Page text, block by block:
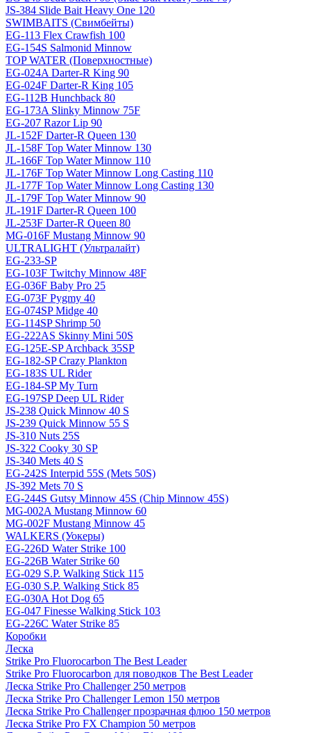
JS-384 Slide Bait Heavy One 120
SWIMBAITS (Свимбейты)
EG-113 Flex Crawfish 100
EG-154S Salmonid Minnow
TOP WATER (Поверхностные)
EG-024A Darter-R King 90
EG-024F Darter-R King 105
EG-112B Hunchback 80
EG-173A Slinky Minnow 75F
EG-207 Razor Lip 90
JL-152F Darter-R Queen 130
JL-158F Top Water Minnow 130
JL-166F Top Water Minnow 110
JL-176F Top Water Minnow Long Casting 110
JL-177F Top Water Minnow Long Casting 130
JL-179F Top Water Minnow 90
JL-191F Darter-R Queen 100
JL-253F Darter-R Queen 80
MG-016F Mustang Minnow 90
ULTRALIGHT (Ультралайт)
EG-233-SP
EG-103F Twitchy Minnow 48F
EG-036F Baby Pro 25
EG-073F Pygmy 40
EG-074SP Midge 40
EG-114SP Shrimp 50
EG-222AS Skinny Mini 50S
EG-125E-SP Archback 35SP
EG-182-SP Crazy Plankton
EG-183S UL Rider
EG-184-SP My Turn
EG-197SP Deep UL Rider
JS-238 Quick Minnow 40 S
JS-239 Quick Minnow 55 S
JS-310 Nuts 25S
JS-322 Cooky 30 SP
JS-340 Mets 40 S
EG-242S Interpid 55S (Mets 50S)
JS-392 Mets 70 S
EG-244S Gutsy Minnow 45S (Chip Minnow 45S)
MG-002A Mustang Minnow 60
MG-002F Mustang Minnow 45
WALKERS (Уокеры)
EG-226D Water Strike 100
EG-226B Water Strike 60
EG-029 S.P. Walking Stick 115
EG-030 S.P. Walking Stick 85
EG-030A Hot Dog 65
EG-047 Finesse Walking Stick 103
EG-226C Water Strike 85
Коробки
Леска
Strike Pro Fluorocarbon The Best Leader
Strike Pro Fluorocarbon для поводков The Best Leader
Леска Strike Pro Challenger 250 метров
Леска Strike Pro Challenger Lemon 150 метров
Леска Strike Pro Challenger прозрачная флюо 150 метров
Леска Strike Pro FX Champion 50 метров